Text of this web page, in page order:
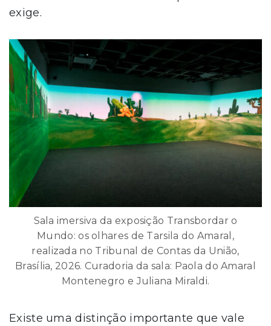
exige.
Sala imersiva da exposição Transbordar o
Mundo: os olhares de Tarsila do Amaral,
realizada no Tribunal de Contas da União,
Brasília, 2026. Curadoria da sala: Paola do Amaral
Montenegro e Juliana Miraldi.
Existe uma distinção importante que vale